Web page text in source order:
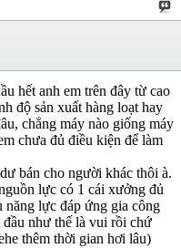
hết anh em trên đây từ cao
độ sản xuất hàng loạt hay
chẳng máy nào giống máy
chưa đủ điều kiện để làm
bán cho người khác thôi à.
lực có 1 cái xưởng đủ
năng lực đáp ứng gia công
như thế là vui rồi chứ
thêm thời gian hơi lâu)